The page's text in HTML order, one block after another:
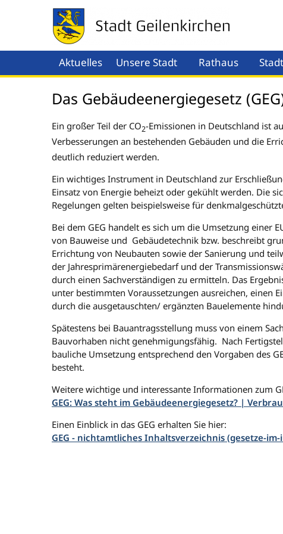
Aktuelles
Unsere Stadt
Rathaus
Das Gebäudeenergiegesetz
Ein großer Teil der CO2-Emissionen in Deutschland ist
Verbesserungen an bestehenden Gebäuden und die
deutlich reduziert werden.
Ein wichtiges Instrument in Deutschland zur
Einsatz von Energie beheizt oder gekühlt werden. Die
Regelungen gelten beispielsweise für
Bei dem GEG handelt es sich um die Umsetzung einer
von Bauweise und Gebäudetechnik bzw. beschreibt
Errichtung von Neubauten sowie der Sanierung und
der Jahresprimärenergiebedarf und der
durch einen Sachverständigen zu ermitteln. Das
unter bestimmten Voraussetzungen ausreichen, einen
durch die ausgetauschten/ ergänzten Bauelemente
Spätestens bei Bauantragsstellung muss von einem
Bauvorhaben nicht genehmigungsfähig. Nach
bauliche Umsetzung entsprechend den Vorgaben des
besteht.
Weitere wichtige und interessante Informationen zum
GEG: Was steht im Gebäudeenergiegesetz? |
Einen Einblick in das GEG erhalten Sie hier:
GEG - nichtamtliches Inhaltsverzeichnis (gesetze-